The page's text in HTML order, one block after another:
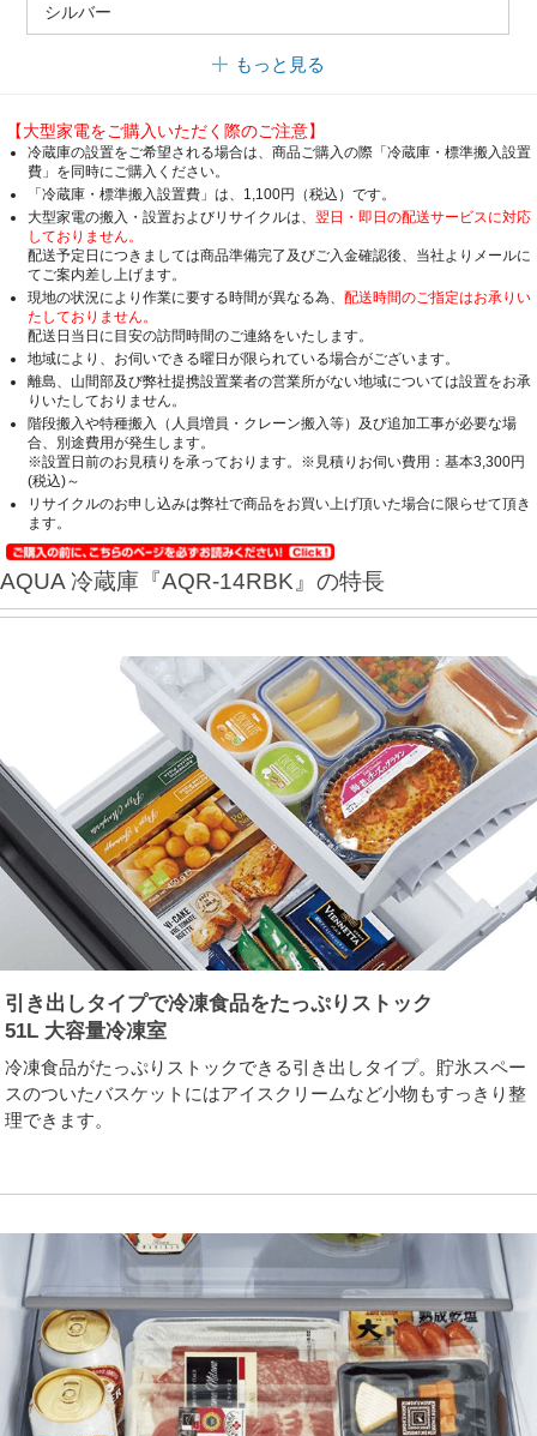
シルバー
もっと見る
【大型家電をご購入いただく際のご注意】
冷蔵庫の設置をご希望される場合は、商品ご購入の際「冷蔵庫・標準搬入設置
費」を同時にご購入ください。
「冷蔵庫・標準搬入設置費」は、1,100円（税込）です。
大型家電の搬入・設置およびリサイクルは、 翌日・即日の配送サービスに対応
しておりません。
配送予定日につきましては商品準備完了及びご入金確認後、当社よりメールに
てご案内差し上げます。
現地の状況により作業に要する時間が異なる為、 配送時間のご指定はお承りい
たしておりません。
配送日当日に目安の訪問時間のご連絡をいたします。
地域により、お伺いできる曜日が限られている場合がございます。
離島、山間部及び弊社提携設置業者の営業所がない地域については設置をお承
りいたしておりません。
階段搬入や特種搬入（人員増員・クレーン搬入等）及び追加工事が必要な場
合、別途費用が発生します。
※設置日前のお見積りを承っております。※見積りお伺い費用：基本3,300円
(税込)～
リサイクルのお申し込みは弊社で商品をお買い上げ頂いた場合に限らせて頂き
ます。
AQUA 冷蔵庫『AQR-14RBK』の特長
引き出しタイプで冷凍食品をたっぷりストック
51L 大容量冷凍室
冷凍食品がたっぷりストックできる引き出しタイプ。貯氷スペー
スのついたバスケットにはアイスクリームなど小物もすっきり整
理できます。